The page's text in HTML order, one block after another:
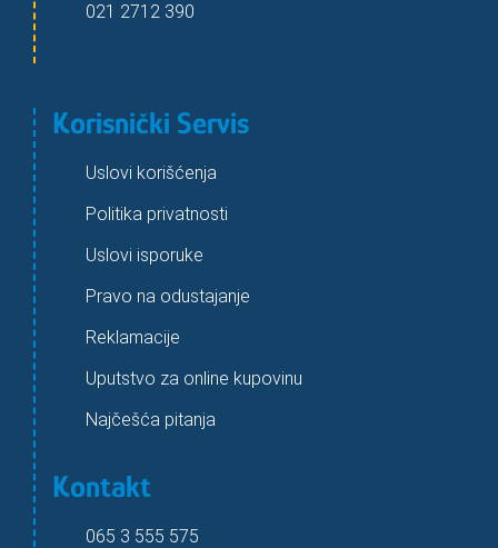
021 2712 390
Korisnički Servis
Uslovi korišćenja
Politika privatnosti
Uslovi isporuke
Pravo na odustajanje
Reklamacije
Uputstvo za online kupovinu
Najčešća pitanja
Kontakt
065 3 555 575